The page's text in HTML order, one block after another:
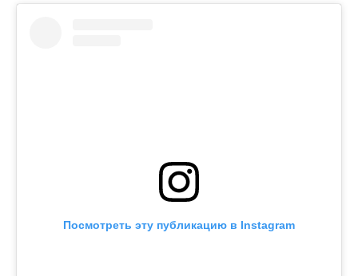
Посмотреть эту публикацию в Instagram